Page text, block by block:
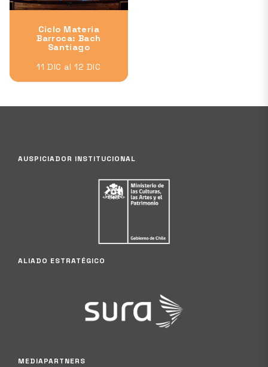
Ciclo Materia
Barroca: Bach
Santiago
11 DIC al 12 DIC
AUSPICIADOR INSTITUCIONAL
ALIADO ESTRATÉGICO
MEDIAPARTNERS